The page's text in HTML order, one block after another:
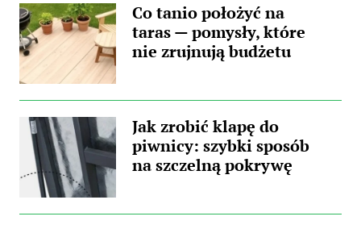
Co tanio położyć na
taras — pomysły, które
nie zrujnują budżetu
Jak zrobić klapę do
piwnicy: szybki sposób
na szczelną pokrywę